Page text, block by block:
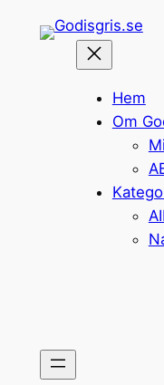
Hem
Om